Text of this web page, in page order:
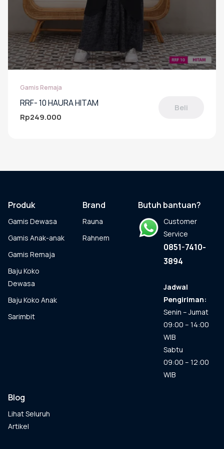
Gamis Remaja
RRF- 10 HAURA HITAM
Rp249.000
Beli
varian.
dapat
di
produk
Produk
Gamis Dewasa
Gamis Anak-anak
Gamis Remaja
Baju Koko
Dewasa
Baju Koko Anak
Sarimbit
Brand
Rauna
Rahnem
Butuh bantuan?
Customer
Service
0851-7410-
3894
Jadwal
Pengiriman:
Senin – Jumat
09:00 – 14:00
WIB
Sabtu
09:00 – 12:00
WIB
Blog
Lihat Seluruh
Artikel